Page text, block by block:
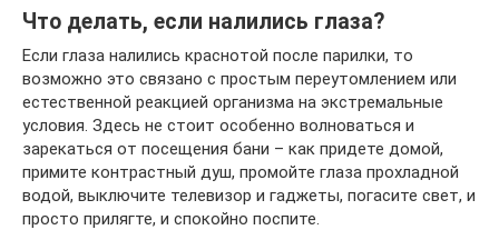
Что делать, если налились глаза?
Если глаза налились краснотой после парилки, то
возможно это связано с простым переутомлением или
естественной реакцией организма на экстремальные
условия. Здесь не стоит особенно волноваться и
зарекаться от посещения бани – как придете домой,
примите контрастный душ, промойте глаза прохладной
водой, выключите телевизор и гаджеты, погасите свет, и
просто прилягте, и спокойно поспите.